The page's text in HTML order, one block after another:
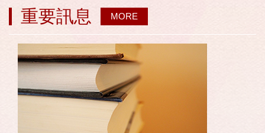
重要訊息 MORE